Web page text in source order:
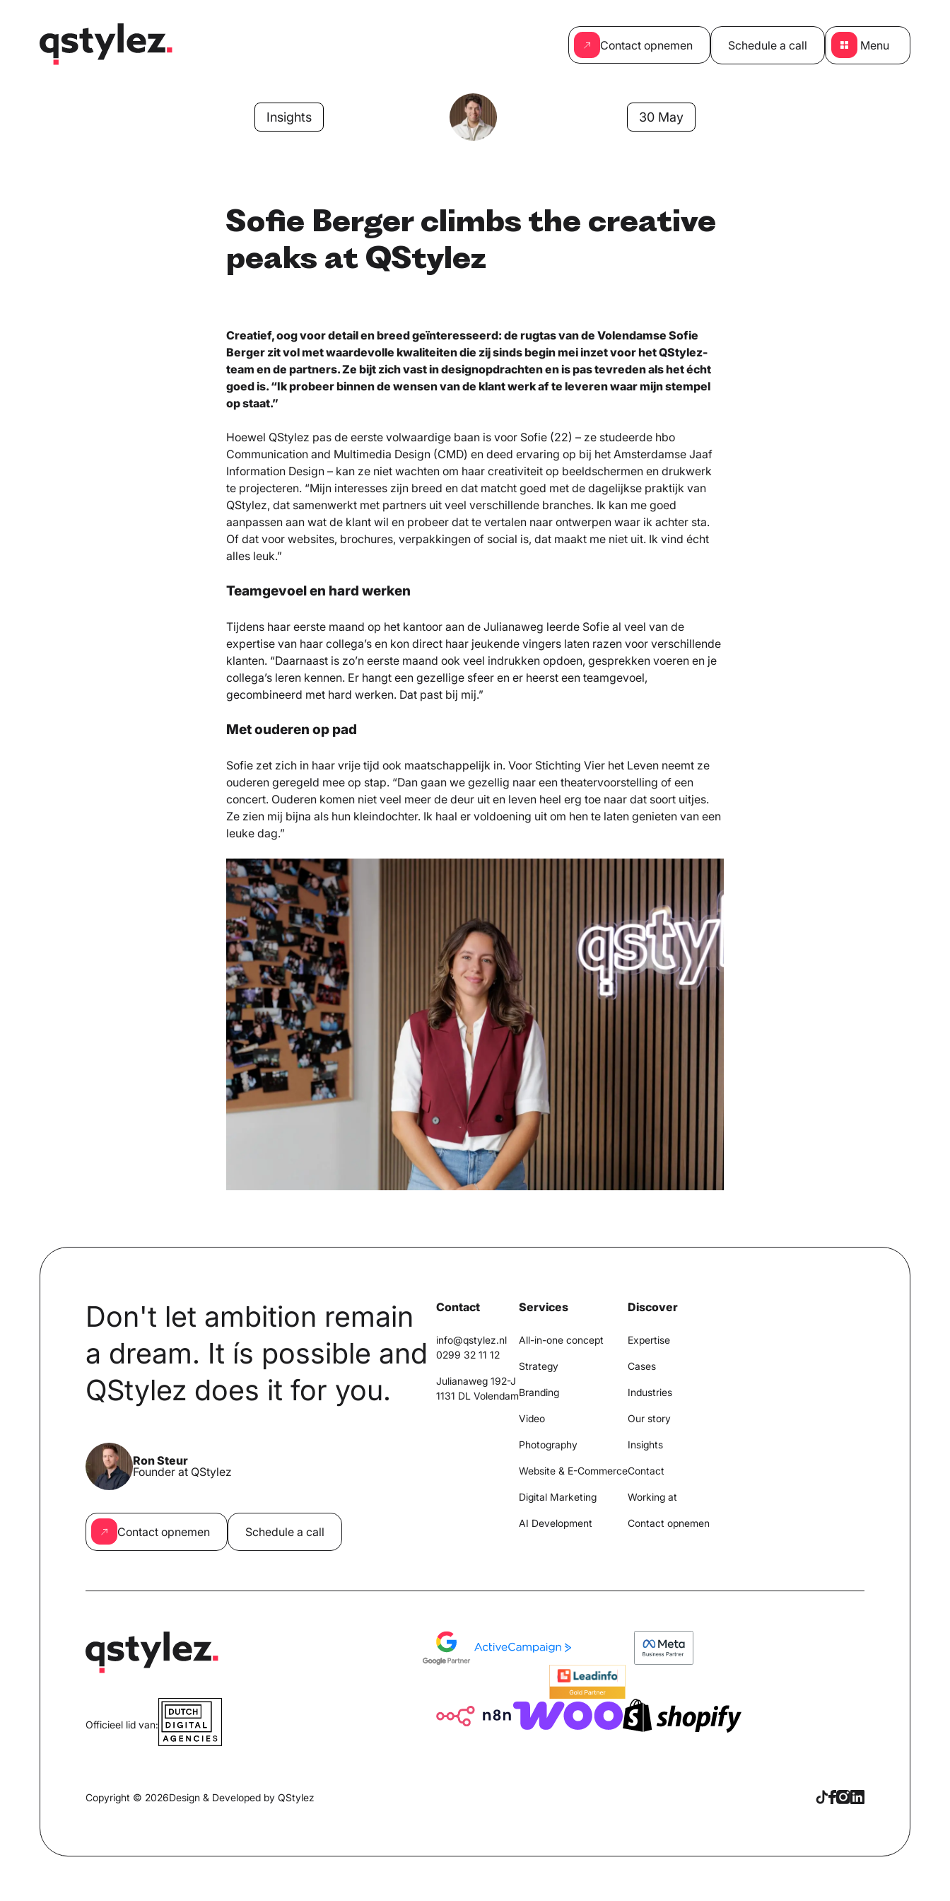
Contact opnemen Schedule a call Menu
Insights 30 May
Sofie Berger climbs the creative
peaks at QStylez
Creatief, oog voor detail en breed geïnteresseerd: de rugtas van de Volendamse Sofie
Berger zit vol met waardevolle kwaliteiten die zij sinds begin mei inzet voor het QStylez-
team en de partners. Ze bijt zich vast in designopdrachten en is pas tevreden als het écht
goed is. “Ik probeer binnen de wensen van de klant werk af te leveren waar mijn stempel
op staat.”
Hoewel QStylez pas de eerste volwaardige baan is voor Sofie (22) – ze studeerde hbo
Communication and Multimedia Design (CMD) en deed ervaring op bij het Amsterdamse Jaaf
Information Design – kan ze niet wachten om haar creativiteit op beeldschermen en drukwerk
te projecteren. “Mijn interesses zijn breed en dat matcht goed met de dagelijkse praktijk van
QStylez, dat samenwerkt met partners uit veel verschillende branches. Ik kan me goed
aanpassen aan wat de klant wil en probeer dat te vertalen naar ontwerpen waar ik achter sta.
Of dat voor websites, brochures, verpakkingen of social is, dat maakt me niet uit. Ik vind écht
alles leuk.”
Teamgevoel en hard werken
Tijdens haar eerste maand op het kantoor aan de Julianaweg leerde Sofie al veel van de
expertise van haar collega’s en kon direct haar jeukende vingers laten razen voor verschillende
klanten. “Daarnaast is zo’n eerste maand ook veel indrukken opdoen, gesprekken voeren en je
collega’s leren kennen. Er hangt een gezellige sfeer en er heerst een teamgevoel,
gecombineerd met hard werken. Dat past bij mij.”
Met ouderen op pad
Sofie zet zich in haar vrije tijd ook maatschappelijk in. Voor Stichting Vier het Leven neemt ze
ouderen geregeld mee op stap. “Dan gaan we gezellig naar een theatervoorstelling of een
concert. Ouderen komen niet veel meer de deur uit en leven heel erg toe naar dat soort uitjes.
Ze zien mij bijna als hun kleindochter. Ik haal er voldoening uit om hen te laten genieten van een
leuke dag.”
Don't let ambition remain
a dream. It ís possible and
QStylez does it for you.
Ron Steur
Founder at QStylez
Contact opnemen Schedule a call
Contact
info@qstylez.nl
0299 32 11 12
Julianaweg 192-J
1131 DL Volendam
Services
All-in-one concept
Strategy
Branding
Video
Photography
Website & E-Commerce
Digital Marketing
AI Development
Discover
Expertise
Cases
Industries
Our story
Insights
Contact
Working at
Contact opnemen
Officieel lid van:
Copyright © 2026Design & Developed by QStylez